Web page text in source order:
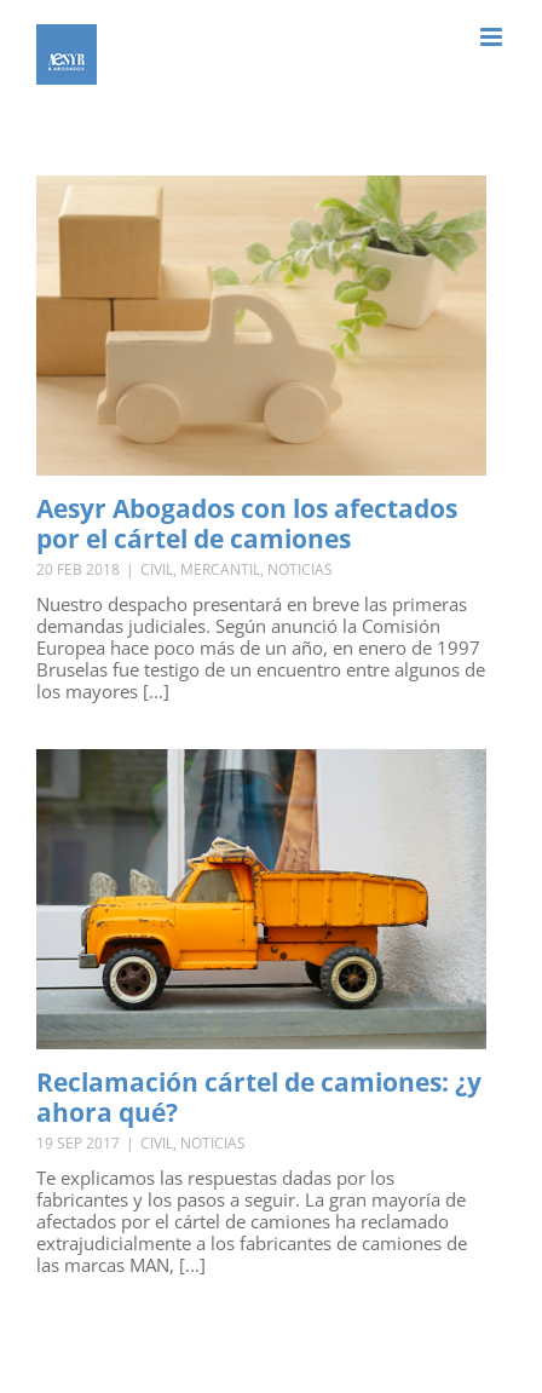
contenido
Aesyr Abogados con los afectados
por el cártel de camiones
20 FEB 2018 | CIVIL, MERCANTIL, NOTICIAS
Nuestro despacho presentará en breve las primeras
demandas judiciales. Según anunció la Comisión
Europea hace poco más de un año, en enero de 1997
Bruselas fue testigo de un encuentro entre algunos de
los mayores [...]
Reclamación cártel de camiones: ¿y
ahora qué?
19 SEP 2017 | CIVIL, NOTICIAS
Te explicamos las respuestas dadas por los
fabricantes y los pasos a seguir. La gran mayoría de
afectados por el cártel de camiones ha reclamado
extrajudicialmente a los fabricantes de camiones de
las marcas MAN, [...]